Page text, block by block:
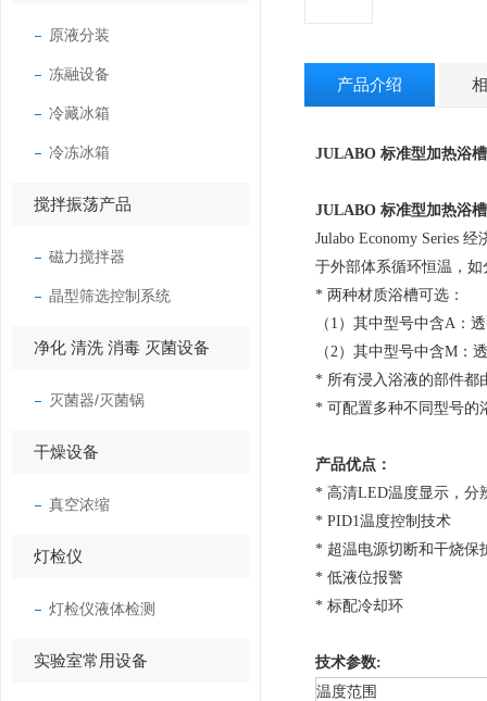
原液分装
冻融设备
冷藏冰箱
冷冻冰箱
搅拌振荡产品
磁力搅拌器
晶型筛选控制系统
净化 清洗 消毒 灭菌设备
灭菌器/灭菌锅
干燥设备
真空浓缩
灯检仪
灯检仪液体检测
实验室常用设备
产品介绍
JULABO 标准型加热浴
JULABO 标准型加热浴
Julabo Economy Series
于外部体系循环恒温，
* 两种材质浴槽可选：
（1）其中型号中含A：
（2）其中型号中含M：
* 所有浸入浴液的部件都
* 可配置多种不同型号的
产品优点：
* 高清LED温度显示，分
* PID1温度控制技术
* 超温电源切断和干烧保
* 低液位报警
* 标配冷却环
技术参数:
温度范围